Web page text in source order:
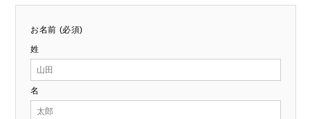
お名前 (必須)
姓
名